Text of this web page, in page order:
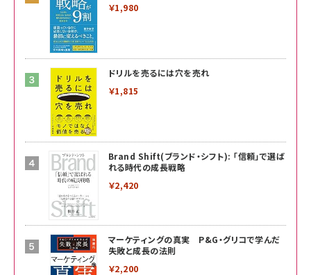
￥1,980
ドリルを売るには穴を売れ
￥1,815
Brand Shift(ブランド・シフト): 「信頼」で選ば
れる時代の成長戦略
￥2,420
マーケティングの真実 P&G・グリコで学んだ
失敗と成長の法則
￥2,200